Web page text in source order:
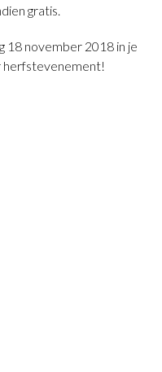
gratis.
18 november 2018 in je
herfstevenement!